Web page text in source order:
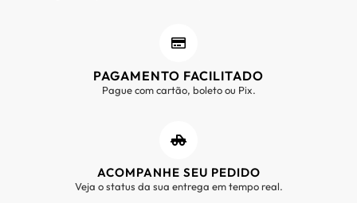
PAGAMENTO FACILITADO
Pague com cartão, boleto ou Pix.
ACOMPANHE SEU PEDIDO
Veja o status da sua entrega em tempo real.